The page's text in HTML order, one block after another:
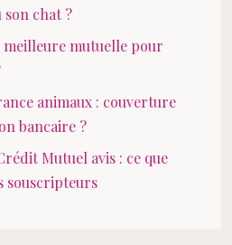
son chat ?
mutuelle pour
animaux : couverture
bancaire ?
Mutuel avis : ce que
souscripteurs